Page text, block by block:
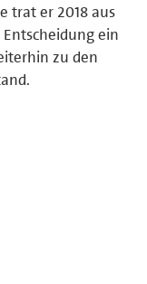
trat er 2018 aus
ein
zu den